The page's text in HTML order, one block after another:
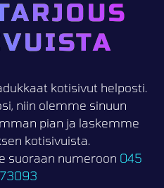
kotisivut helposti.
niin olemme sinuun
pian ja laskemme
kotisivuista.
suoraan numeroon 045